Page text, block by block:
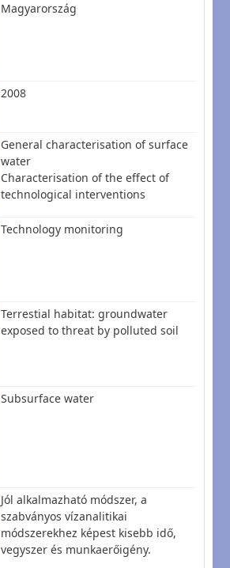
Magyarország
2008
General characterisation of surface
water
Characterisation of the effect of
technological interventions
Technology monitoring
Terrestial habitat: groundwater
exposed to threat by polluted soil
Subsurface water
Jól alkalmazható módszer, a
szabványos vízanalitikai
módszerekhez képest kisebb idő,
vegyszer és munkaerőigény.